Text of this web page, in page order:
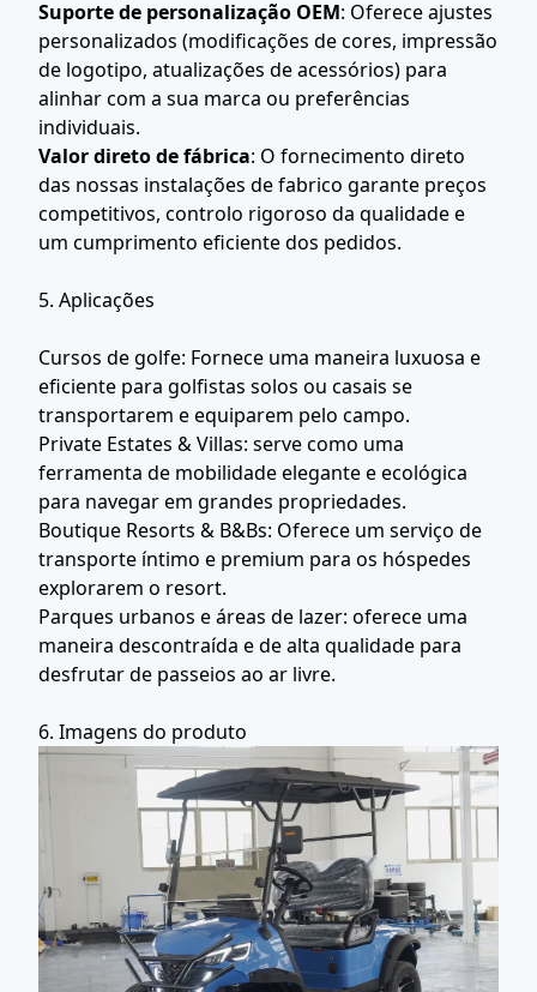
Suporte de personalização OEM: Oferece ajustes
personalizados (modificações de cores, impressão
de logotipo, atualizações de acessórios) para
alinhar com a sua marca ou preferências
individuais.
Valor direto de fábrica: O fornecimento direto
das nossas instalações de fabrico garante preços
competitivos, controlo rigoroso da qualidade e
um cumprimento eficiente dos pedidos.
5. Aplicações
Cursos de golfe: Fornece uma maneira luxuosa e
eficiente para golfistas solos ou casais se
transportarem e equiparem pelo campo.
Private Estates & Villas: serve como uma
ferramenta de mobilidade elegante e ecológica
para navegar em grandes propriedades.
Boutique Resorts & B&Bs: Oferece um serviço de
transporte íntimo e premium para os hóspedes
explorarem o resort.
Parques urbanos e áreas de lazer: oferece uma
maneira descontraída e de alta qualidade para
desfrutar de passeios ao ar livre.
6. Imagens do produto